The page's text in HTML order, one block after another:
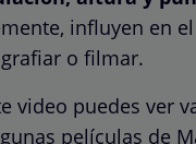
influyen en
o filmar.
video puedes ver
películas de